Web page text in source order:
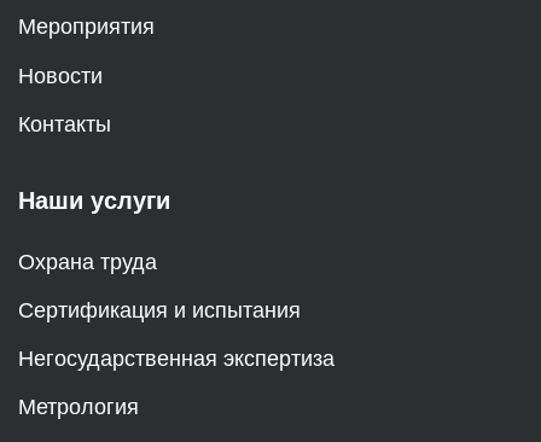
Мероприятия
Новости
Контакты
Наши услуги
Охрана труда
Сертификация и испытания
Негосударственная экспертиза
Метрология